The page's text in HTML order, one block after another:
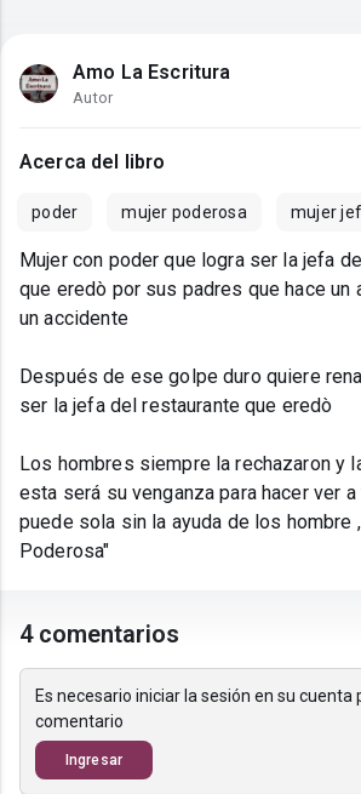
Amo La Escritura
Autor
Acerca del libro
poder mujer poderosa mujer
Mujer con poder que logra ser la jefa
que eredò por sus padres que hace un
un accidente
Después de ese golpe duro quiere
ser la jefa del restaurante que eredò
Los hombres siempre la rechazaron y
esta será su venganza para hacer ver
puede sola sin la ayuda de los hombre
Poderosa"
4 comentarios
Es necesario iniciar la sesión en su cuenta
comentario
Ingresar